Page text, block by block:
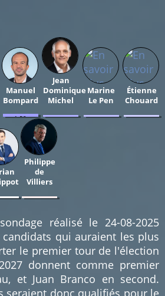
Manuel
Bompard
1.59
(2)
Jean
Dominique
Michel
0.79
Marine
Le Pen
0.79
Étienne
Chouard
0.79
Philippe
de
Villiers
0.79
réalisé le 24-08-2025
qui auraient les plus
le premier tour de l'élection
donnent comme premier
et Juan Branco en second.
seraient donc qualifiés pour le